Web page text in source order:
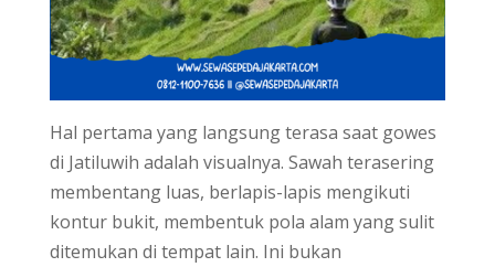
Hal pertama yang langsung terasa saat gowes
di Jatiluwih adalah visualnya. Sawah terasering
membentang luas, berlapis-lapis mengikuti
kontur bukit, membentuk pola alam yang sulit
ditemukan di tempat lain. Ini bukan